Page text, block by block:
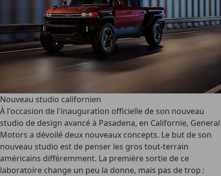
Nouveau studio californien
À l'occasion de l'inauguration officielle de son nouveau
studio de design avancé à Pasadena, en Californie, General
Motors a dévoilé deux nouveaux concepts. Le but de son
nouveau studio est de penser les gros tout-terrain
américains différemment. La première sortie de ce
laboratoire change un peu la donne, mais pas de trop :